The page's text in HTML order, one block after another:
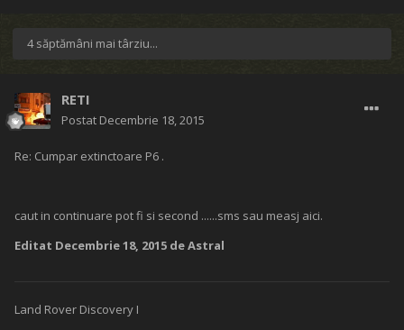
4 săptămâni mai târziu...
RETI
Postat Decembrie 18, 2015
Re: Cumpar extinctoare P6 .
caut in continuare pot fi si second ......sms sau measj aici.
Editat Decembrie 18, 2015 de Astral
Land Rover Discovery I